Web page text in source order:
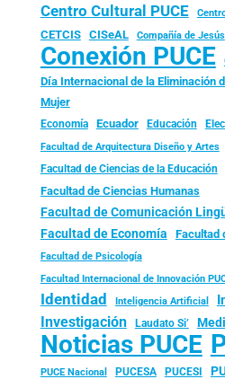
Centro Cultural PUCE
CETCIS CISeAL Compañía de Jesús
Conexión PUCE
Día Internacional de la Eliminación
Mujer
Economía Ecuador Educación
Facultad de Arquitectura Diseño y Artes
Facultad de Ciencias de la Educación
Facultad de Ciencias Humanas
Facultad de Comunicación
Facultad de Economía Facultad
Facultad de Psicología
Facultad Internacional de Innovación
Identidad Inteligencia Artificial
Investigación Laudato Si’
Noticias PUCE
PUCE Nacional PUCESA PUCESI